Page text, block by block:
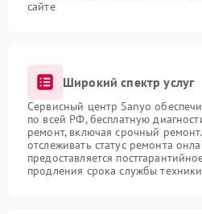
сайте
Широкий спектр услуг
Сервисный центр Sanyo
по всей РФ, бесплатную
ремонт, включая срочный
отслеживать статус ремонта
предоставляется
продления срока службы техники